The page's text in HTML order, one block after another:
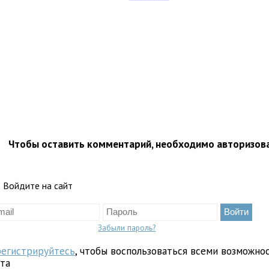
Чтобы оставить комментарий, необходимо
Войдите на сайт
Забыли пароль?
, чтобы воспользоваться всеми